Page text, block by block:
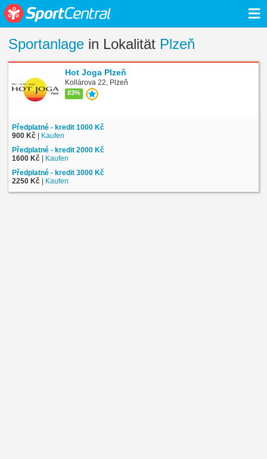
≡
Sportanlage in Lokalität Plzeň
Hot Joga Plzeň
Kollárova 22, Plzeň
83%
Předplatné - kredit 1000 Kč
900 Kč | Kaufen
Předplatné - kredit 2000 Kč
1600 Kč | Kaufen
Předplatné - kredit 3000 Kč
2250 Kč | Kaufen